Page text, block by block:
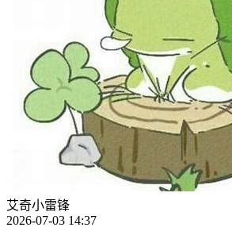
艾奇小雷锋
2026-07-03 14:37